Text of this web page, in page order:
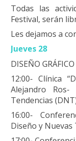
Todas las
Festival, serán
Les dejamos a
Jueves 28
DISEÑO GRÁFICO
12:00- Clínica
Alejandro
Tendencias
16:00-
Diseño y Nuevas